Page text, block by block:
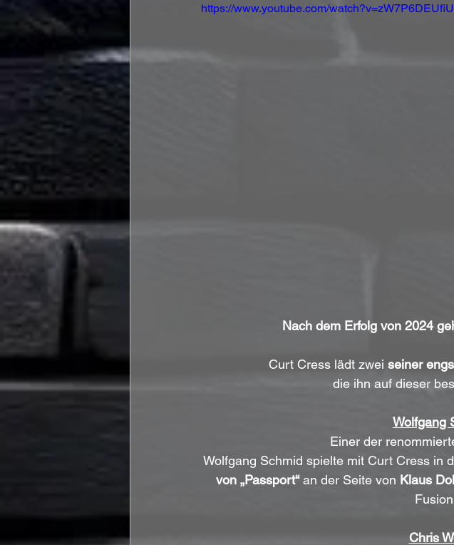
https://www.youtube.com/watch?v=zW7P6DEUfiU
Nach dem Erfolg von 2024
Curt Cress lädt zwei seiner
die ihn auf dieser
Wolfgang
Einer der
Wolfgang Schmid spielte mit Curt Cress in
von „Passport“ an der Seite von Klaus
Chris